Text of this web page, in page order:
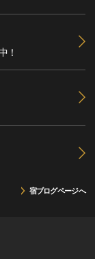
！
宿ブログページへ